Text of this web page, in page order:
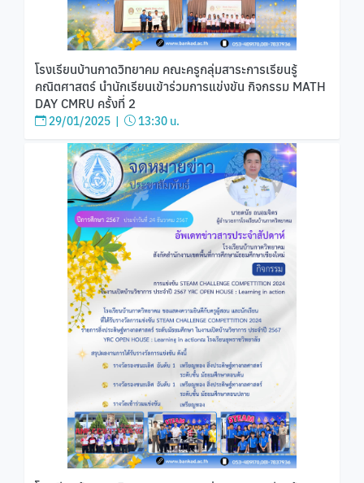
โรงเรียนบ้านกาดวิทยาคม คณะครูกลุ่มสาระการเรียนรู้
คณิตศาสตร์ นำนักเรียนเข้าร่วมการแข่งขัน กิจกรรม MATH
DAY CMRU ครั้งที่ 2
29/01/2025 | 13:30 น.